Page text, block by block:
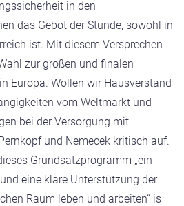
in den
das Gebot der Stunde, sowohl in
ist. Mit diesem Versprechen
zur großen und finalen
Europa. Wollen wir Hausverstand
vom Weltmarkt und
bei der Versorgung mit
und Nemecek kritisch auf.
Grundsatzprogramm „ein
eine klare Unterstützung der
Raum leben und arbeiten“ is